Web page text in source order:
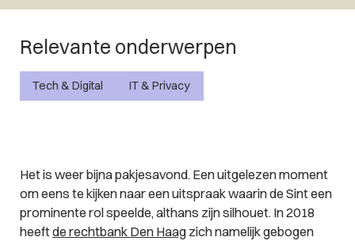
Relevante onderwerpen
Tech & Digital IT & Privacy
Het is weer bijna pakjesavond. Een uitgelezen moment
om eens te kijken naar een uitspraak waarin de Sint een
prominente rol speelde, althans zijn silhouet. In 2018
heeftde rechtbank Den Haagzich namelijk gebogen